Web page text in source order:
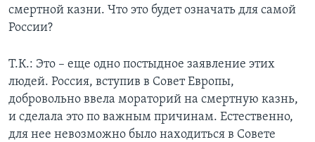
смертной казни. Что это будет означать для самой
России?
Т.К.: Это – еще одно постыдное заявление этих
людей. Россия, вступив в Совет Европы,
добровольно ввела мораторий на смертную казнь,
и сделала это по важным причинам. Естественно,
для нее невозможно было находиться в Совете